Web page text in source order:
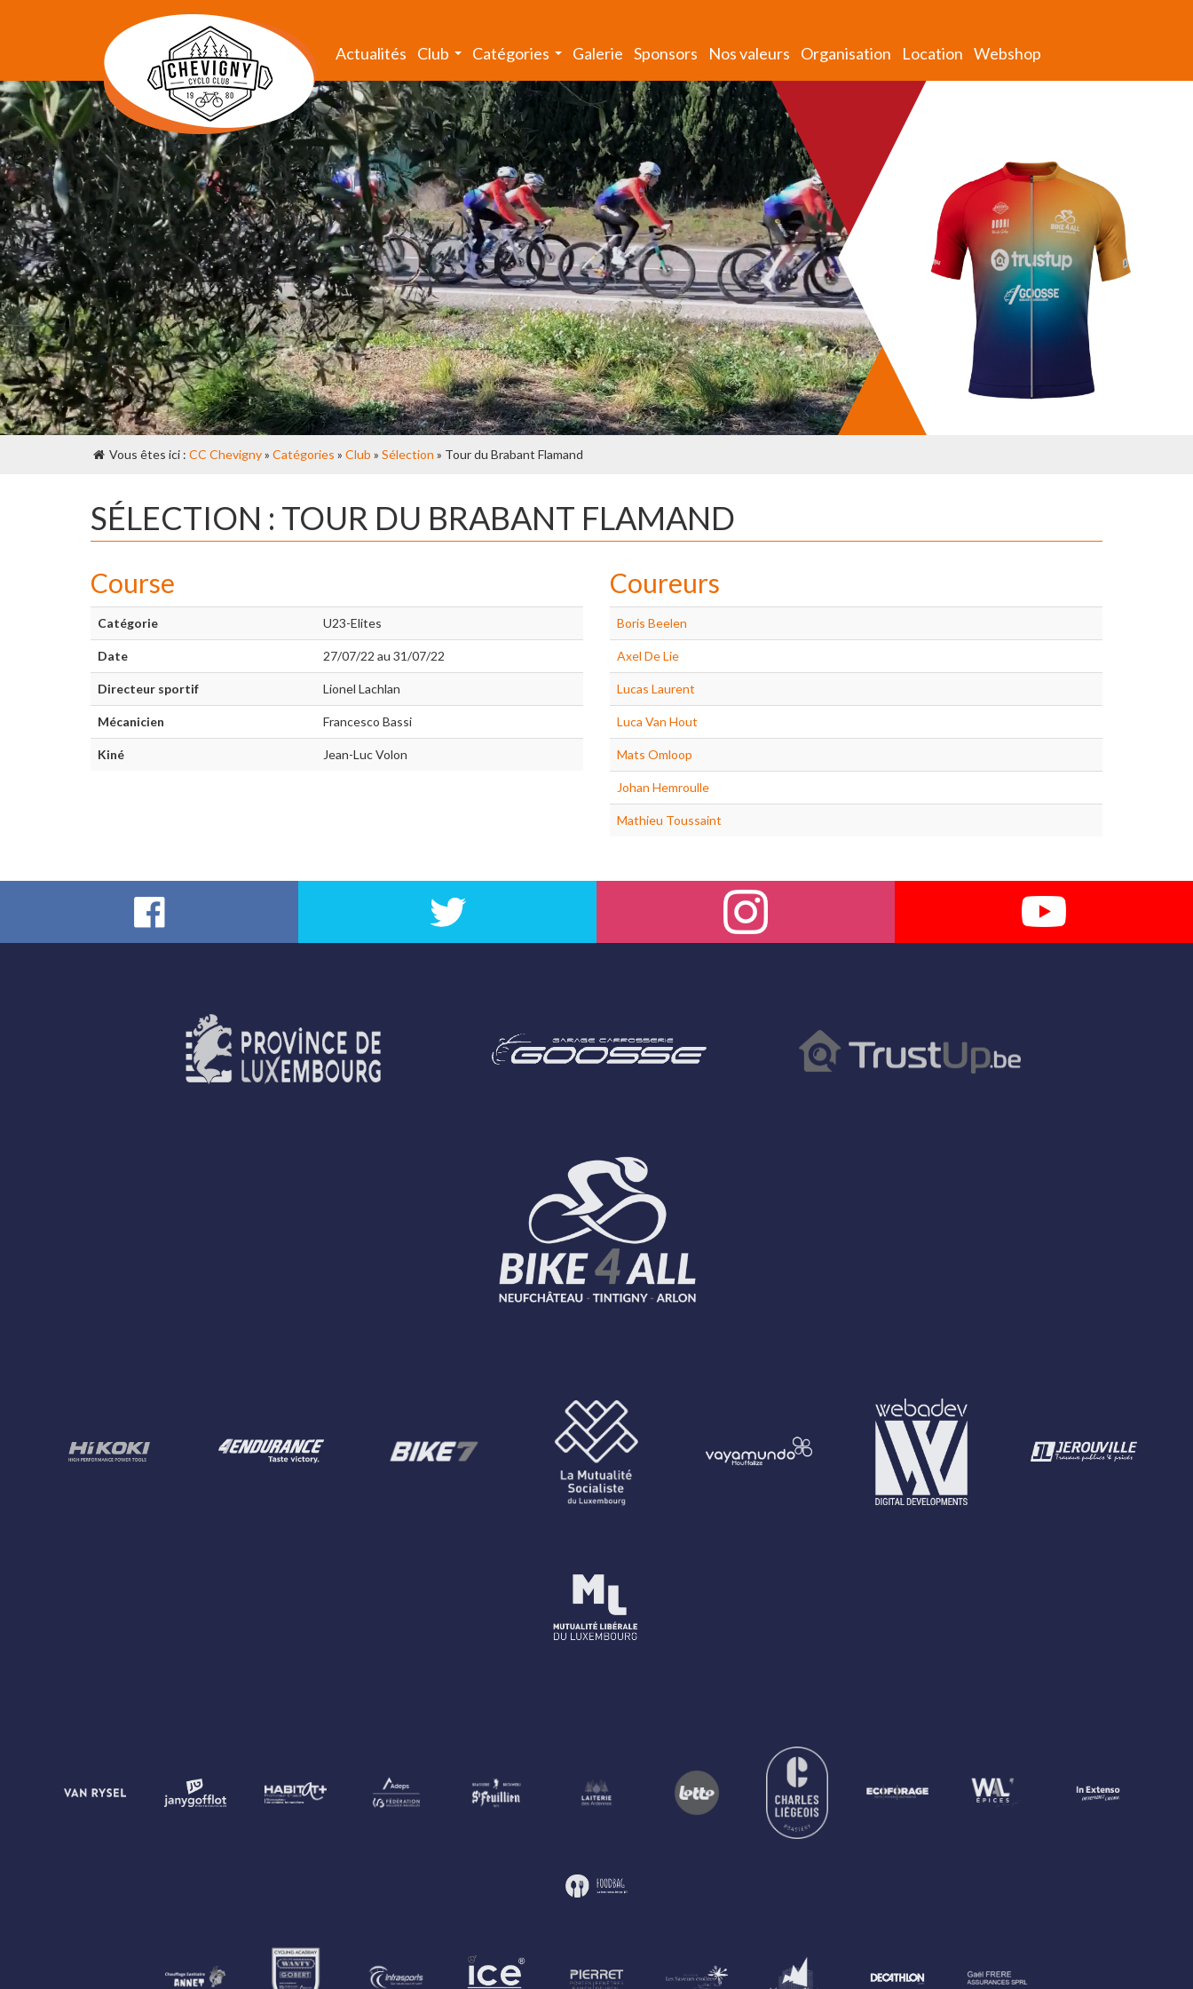
Actualités Club Catégories Galerie Sponsors Nos valeurs Organisation Location Webshop
Vous êtes ici : CC Chevigny» Catégories » Club » Sélection » Tour du Brabant Flamand
SÉLECTION : TOUR DU BRABANT FLAMAND
Course
Catégorie U23-Elites
Date 27/07/22 au 31/07/22
Directeur sportif Lionel Lachlan
Mécanicien Francesco Bassi
Kiné Jean-Luc Volon
Coureurs
Boris Beelen
Axel De Lie
Lucas Laurent
Luca Van Hout
Mats Omloop
Johan Hemroulle
Mathieu Toussaint